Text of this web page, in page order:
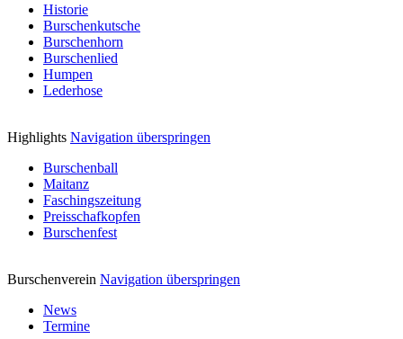
Historie
Burschenkutsche
Burschenhorn
Burschenlied
Humpen
Lederhose
Highlights Navigation überspringen
Burschenball
Maitanz
Faschingszeitung
Preisschafkopfen
Burschenfest
Burschenverein Navigation überspringen
News
Termine